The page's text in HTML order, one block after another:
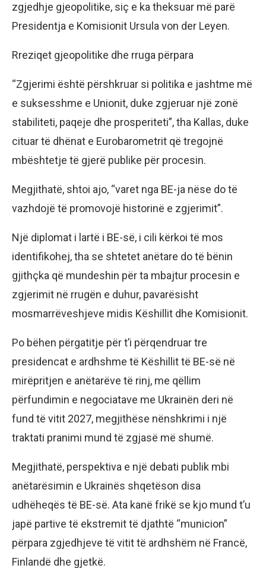
zgjedhje gjeopolitike, siç e ka theksuar më parë
Presidentja e Komisionit Ursula von der Leyen.
Rreziqet gjeopolitike dhe rruga përpara
“Zgjerimi është përshkruar si politika e jashtme më
e suksesshme e Unionit, duke zgjeruar një zonë
stabiliteti, paqeje dhe prosperiteti”, tha Kallas, duke
cituar të dhënat e Eurobarometrit që tregojnë
mbështetje të gjerë publike për procesin.
Megjithatë, shtoi ajo, “varet nga BE-ja nëse do të
vazhdojë të promovojë historinë e zgjerimit”.
Një diplomat i lartë i BE-së, i cili kërkoi të mos
identifikohej, tha se shtetet anëtare do të bënin
gjithçka që mundeshin për ta mbajtur procesin e
zgjerimit në rrugën e duhur, pavarësisht
mosmarrëveshjeve midis Këshillit dhe Komisionit.
Po bëhen përgatitje për t’i përqendruar tre
presidencat e ardhshme të Këshillit të BE-së në
mirëpritjen e anëtarëve të rinj, me qëllim
përfundimin e negociatave me Ukrainën deri në
fund të vitit 2027, megjithëse nënshkrimi i një
traktati pranimi mund të zgjasë më shumë.
Megjithatë, perspektiva e një debati publik mbi
anëtarësimin e Ukrainës shqetëson disa
udhëheqës të BE-së. Ata kanë frikë se kjo mund t’u
japë partive të ekstremit të djathtë “municion”
përpara zgjedhjeve të vitit të ardhshëm në Francë,
Finlandë dhe gjetkë.